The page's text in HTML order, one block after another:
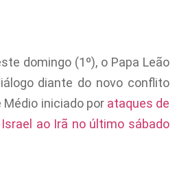
domingo (1º), o Papa Leão
diante do novo conflito
Médio iniciado por ataques de
ao Irã no último sábado